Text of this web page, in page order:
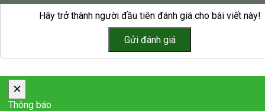
Hãy trở thành người đầu tiên đánh giá cho bài viết này!
×
Thông báo